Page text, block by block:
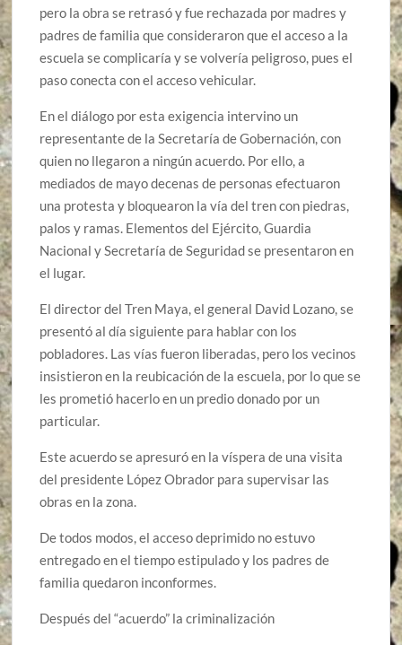
pero la obra se retrasó y fue rechazada por madres y
padres de familia que consideraron que el acceso a la
escuela se complicaría y se volvería peligroso, pues el
paso conecta con el acceso vehicular.
En el diálogo por esta exigencia intervino un
representante de la Secretaría de Gobernación, con
quien no llegaron a ningún acuerdo. Por ello, a
mediados de mayo decenas de personas efectuaron
una protesta y bloquearon la vía del tren con piedras,
palos y ramas. Elementos del Ejército, Guardia
Nacional y Secretaría de Seguridad se presentaron en
el lugar.
El director del Tren Maya, el general David Lozano, se
presentó al día siguiente para hablar con los
pobladores. Las vías fueron liberadas, pero los vecinos
insistieron en la reubicación de la escuela, por lo que se
les prometió hacerlo en un predio donado por un
particular.
Este acuerdo se apresuró en la víspera de una visita
del presidente López Obrador para supervisar las
obras en la zona.
De todos modos, el acceso deprimido no estuvo
entregado en el tiempo estipulado y los padres de
familia quedaron inconformes.
Después del “acuerdo” la criminalización